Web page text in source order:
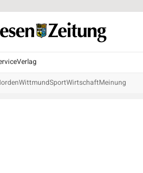
Verlag
WittmundSportWirtschaftMeinung